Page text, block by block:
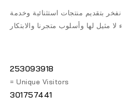
بتقديم منتجات استثنائية وخدمة
253093918
= Unique Visitors
301757441